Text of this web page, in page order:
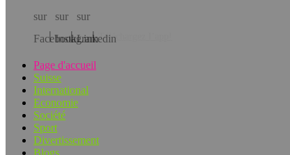
Téléchargez l’app!
Page d'accueil
Suisse
International
Economie
Société
Sport
Divertissement
Blogs